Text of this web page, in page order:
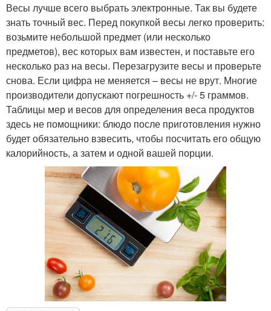
Весы лучше всего выбрать электронные. Так вы будете
знать точный вес. Перед покупкой весы легко проверить:
возьмите небольшой предмет (или несколько
предметов), вес которых вам известен, и поставьте его
несколько раз на весы. Перезагрузите весы и проверьте
снова. Если цифра не меняется – весы не врут. Многие
производители допускают погрешность +/- 5 граммов.
Таблицы мер и весов для определения веса продуктов
здесь не помощники: блюдо после приготовления нужно
будет обязательно взвесить, чтобы посчитать его общую
калорийность, а затем и одной вашей порции.